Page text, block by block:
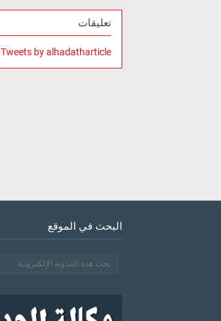
تعليقات
Tweets by alhadatharticle
البحث في الموقع